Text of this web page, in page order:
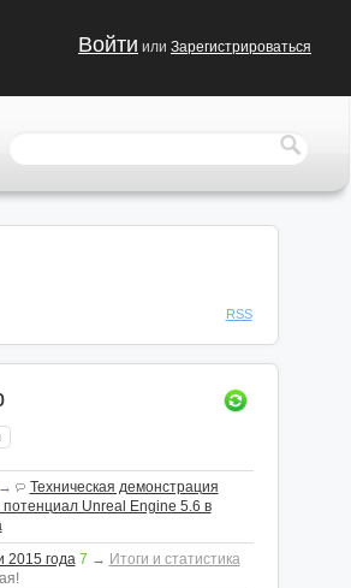
Войти или Зарегистрироваться
RSS
Техническая демонстрация
Unreal Engine 5.6 в
2015 года 7 → Итоги и статистика